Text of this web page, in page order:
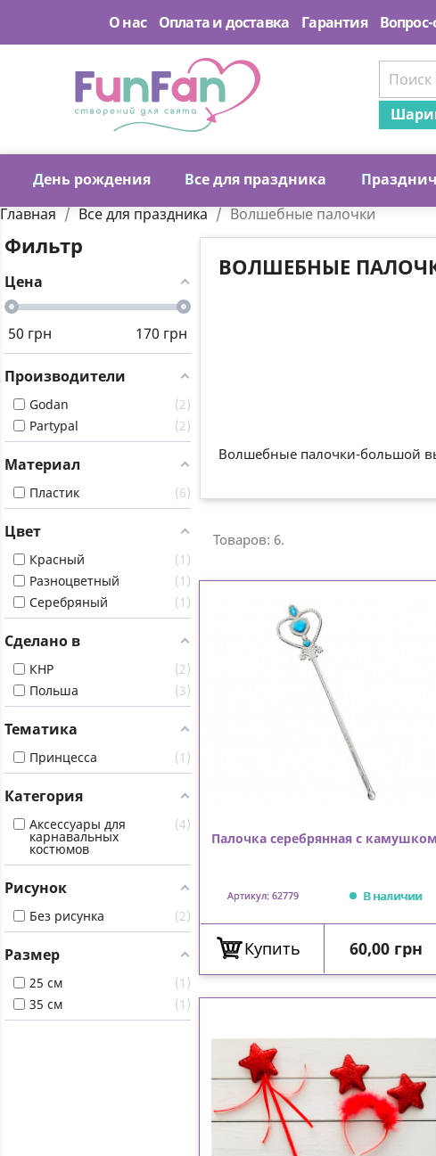
О нас Оплата и доставка Гарантия
День рождения Все для праздника П
Главная Все для праздника Волшебные палочки
Фильтр
Цена
50 грн 170 грн
Производители
Godan
2
Partypal
2
Материал
Пластик 6
Цвет
Красный
1
Разноцветный
1
Серебряный
1
Сделано в
КНР
2
Польша
3
Тематика
Принцесса 1
Категория
Аксессуары для
карнавальных
костюмов
4
Рисунок
Без рисунка 2
Размер
25 см
1
35 см
1
ВОЛШЕБНЫЕ
Волшебные палочки-большой
Товаров: 6.
Палочка серебрянная с камушком
Артикул: 62779 В наличии
Купить Цена
60,00 грн